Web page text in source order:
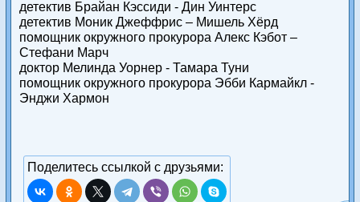
детектив Брайан Кэссиди - Дин Уинтерс
детектив Моник Джеффрис – Мишель Хёрд
помощник окружного прокурора Алекс Кэбот –
Стефани Марч
доктор Мелинда Уорнер - Тамара Туни
помощник окружного прокурора Эбби Кармайкл -
Энджи Хармон
Поделитесь ссылкой с друзьями: